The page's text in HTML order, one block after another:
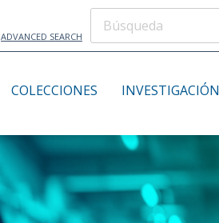
ADVANCED SEARCH
COLECCIONES INVESTIGACIÓN